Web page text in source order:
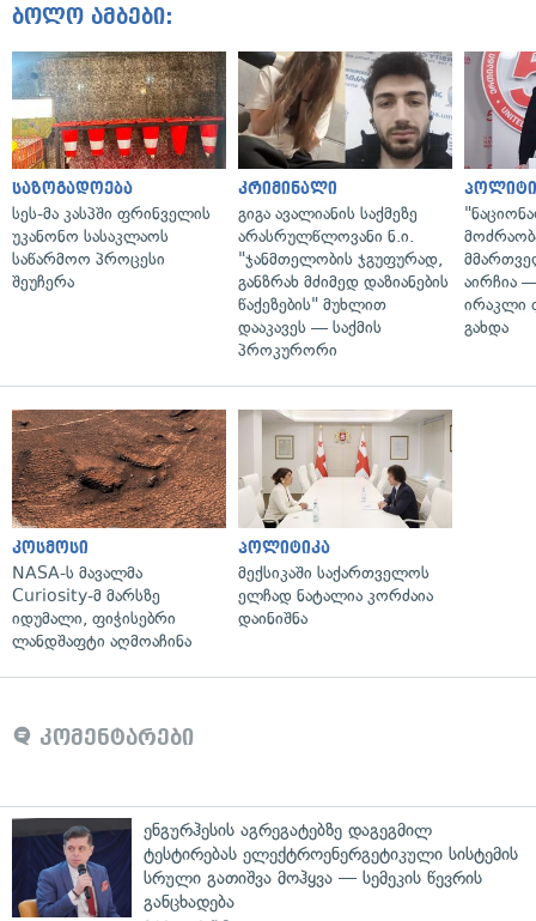
ბოლო ამბები:
საზოგადოება
სეს-მა კასპში ფრინველის
უკანონო სასაკლაოს
საწარმოო პროცესი
შეუჩერა
კრიმინალი
გიგა ავალიანის საქმეზე
არასრულწლოვანი ნ.ი.
"ჯანმთელობის ჯგუფურად,
განზრახ მძიმედ დაზიანების
წაქეზების" მუხლით
დააკავეს — საქმის
პროკურორი
აირჩია
ირაკლი
გახდა
კოსმოსი
NASA-ს მავალმა
Curiosity-მ მარსზე
იდუმალი, ფიჭისებრი
ლანდშაფტი აღმოაჩინა
პოლიტიკა
მექსიკაში საქართველოს
ელჩად ნატალია კორძაია
დაინიშნა
კომენტარები
ენგურჰესის აგრეგატებზე დაგეგმილ
ტესტირებას ელექტროენერგეტიკული სისტემის
სრული გათიშვა მოჰყვა — სემეკის წევრის
განცხადება